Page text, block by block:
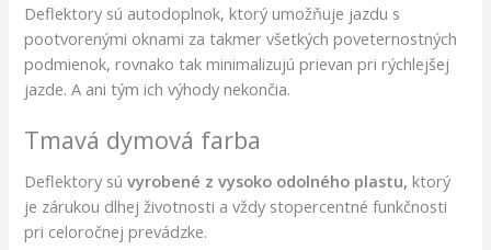
Deflektory sú autodoplnok, ktorý umožňuje jazdu s
pootvorenými oknami za takmer všetkých poveternostných
podmienok, rovnako tak minimalizujú prievan pri rýchlejšej
jazde. A ani tým ich výhody nekončia.
Tmavá dymová farba
Deflektory súvyrobené z vysoko odolného plastu, ktorý
je zárukou dlhej životnosti a vždy stopercentné funkčnosti
pri celoročnej prevádzke.